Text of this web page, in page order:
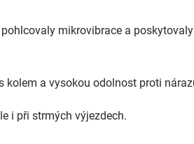
mikrovibrace a
kolem a vysokou odolnost proti
i při strmých výjezdech.